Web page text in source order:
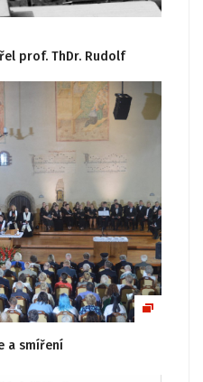
prof. ThDr. Rudolf
a smíření